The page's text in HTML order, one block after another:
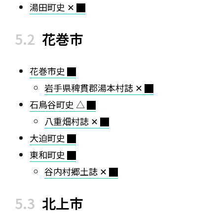
湯田町史 ✕
花巻市
花巻市史
岩手県稗貫郡湯本村誌 ✕
石鳥谷町史 △
八重畑村誌 ✕
大迫町史
東和町史
谷内村郷土誌 ✕
北上市